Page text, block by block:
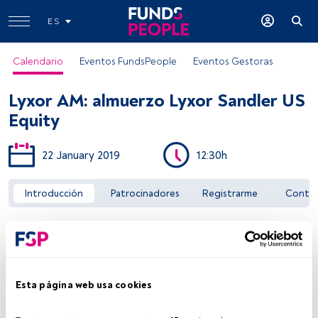
Esta página web usa cookies
ES
Calendario Eventos FundsPeople Eventos Gestoras
Lyxor AM: almuerzo Lyxor Sandler US
Equity
22 January 2019 12:30h
Introducción Patrocinadores Registrarme